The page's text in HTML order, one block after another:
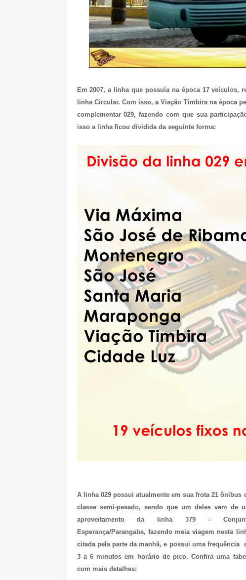
Em 2007, a linha que possuía na época 17 veículos,
linha Circular. Com isso, a Viação Timbira na época
complementar 029, fazendo com que sua
isso a linha ficou dividida da seguinte forma:
A linha 029 possui atualmente em sua frota 21 ônibus
classe semi-pesado, sendo que um deles vem de
aproveitamento da linha 379 -
Esperança/Parangaba, fazendo meia viagem nesta
citada pela parte da manhã, e possui uma frequência
3 a 6 minutos em horário de pico. Confira uma
com mais detalhes: